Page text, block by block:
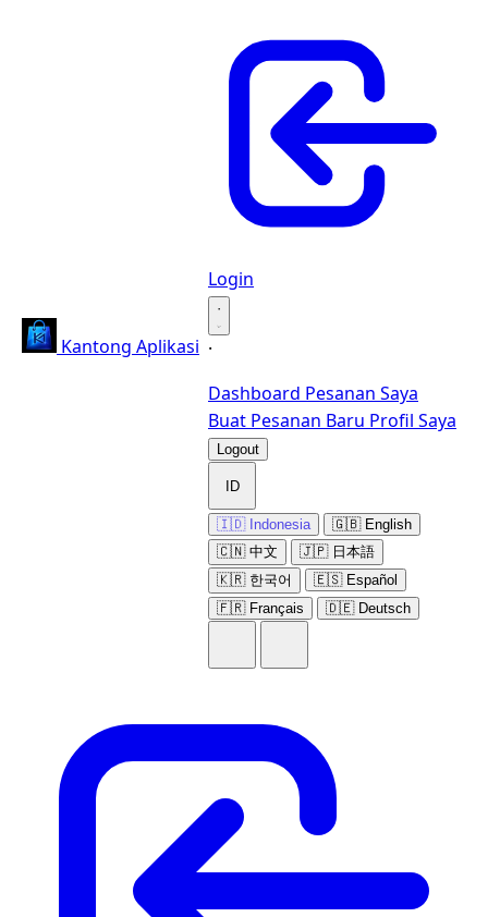
Kantong Aplikasi
Login
·
·
Dashboard Pesanan Saya
Buat Pesanan Baru Profil Saya
Logout
ID
🇮🇩 Indonesia
🇬🇧 English
🇨🇳 中文
🇯🇵 日本語
🇰🇷 한국어
🇪🇸 Español
🇫🇷 Français
🇩🇪 Deutsch